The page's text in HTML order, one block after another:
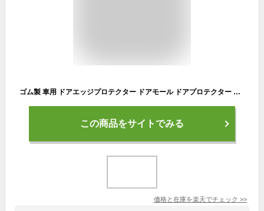
ゴム製 車用 ドアエッジプロテクター ドアモール ドアプロテクター 全長5M 車 ドア 保護 傷防止 風切り音防止 U字型 ドアエッジガード 汎用 ◇FAM-R-7039【メール便】
この商品をサイトでみる
価格と在庫を楽天でチェック >>